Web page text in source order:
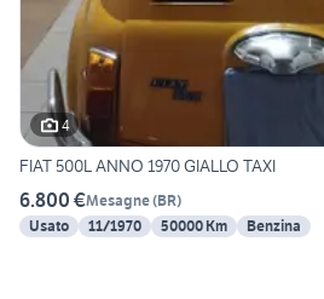
4
FIAT 500L ANNO 1970 GIALLO TAXI
6.800 €Mesagne(BR)
Usato
11/1970 50000 Km Benzina